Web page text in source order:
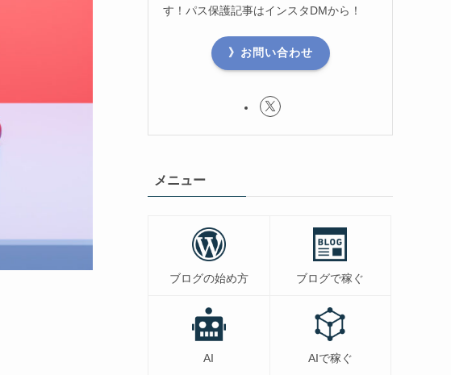
す！パス保護記事はインスタDMから！
》お問い合わせ
メニュー
ブログの始め方 ブログで稼ぐ
AI AIで稼ぐ